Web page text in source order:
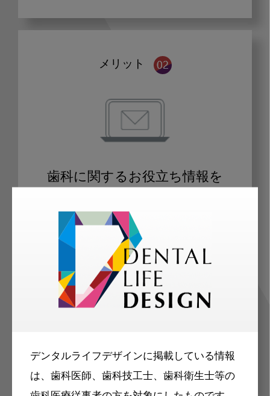
デンタルライフデザインに掲載している情報
は、歯科医師、歯科技工士、歯科衛生士等の
メリット
歯科に関するお役立ち情報を
ご登録いただいた職種（歯科医師、歯
科衛生士、歯科技工士）に合わせた内
容のメールマガジンをお届けします。